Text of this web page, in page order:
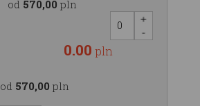
od 570,00 pln
0.00 pln
od 570,00 pln